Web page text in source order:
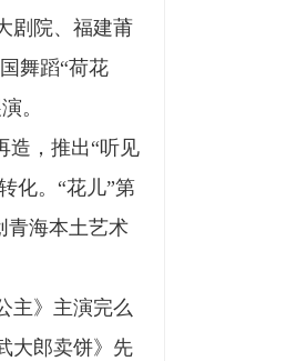
剧院、福建莆
舞蹈“荷花
。
，推出“听见
化。“花儿”第
青海本土艺术
主》主演完么
大郎卖饼》先